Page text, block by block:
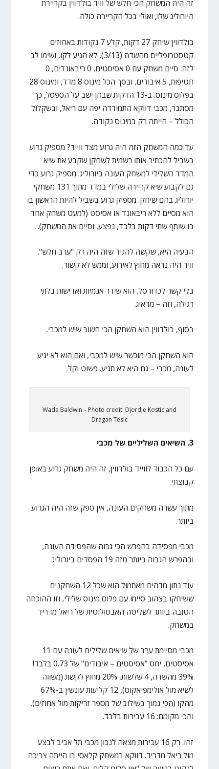
זה היה המשחק הכי חלש של וויד בולדווין בקריירת
היורוליג שלו, ואולי בכל הקריירה כולה.
בולדווין שיחק 27 דקות, קלע 7 נקודות באחוזים
קטסטרופליים מהשדה (3/13), לא הגיע לקו, ושימו לב
לזה: סיים משחק עם 0 אסיסטים, 0 ריבאונדים, 0
חטיפות, 5 איבודים, ובסך הכל מינוס 8 מדד, ומינוס 28
בפלוס מינוס. ב-13 הדקות שבהן ישב על הספסל, כך
מסתבר, מכבי דווקא התמודדה יפה עם ריאל, ובשקלול
הכולל – הייתה רק במינוס נקודה.
עד כמה המשחק הזה היה גרוע מצד ווייד? מספיק גרוע
בשביל להכתיר אותו רשמית לשחקן שקבע את שיא
המדד השלילי למשחק העונה ביורוליג. מספיק גרוע כדי
גם לקבוע שיא קריירה שלילי במדד מתוך 131 משחקי
יורוליג בהם שיחק. מספיק גרוע בשביל להיות הראשון בו
הוא מסיים ללא ריבאונד או אסיסט (למעט משחק אחד
בו שותף שתי דקות בלבד, נפצע, וסיים את המשחק).
הבעיה היא, שקשה להגיד שזה היה רק "ערב חלש".
וויד היה נראה מחוץ לאירוע, וממש לא קשור.
בלי קשר לכדורסל, הוא שידר אנמיות ואדישות בלתי
רגילה, וזה – מדאיג.
בסוף, בולדווין הוא השחקן הכי חשוב שיש למכבי.
הוא השחקן הכי מוכשר שיש למכבי, ואם הוא לא יגיע
לעונה, מכבי – גם היא לא תגיע. פשוט וקל.
Wade Baldwin – Photo credit: Djordje Kostic and
Dragan Tesic
3. השיאים השליליים של מכבי
עם כל הכבוד לווייד בולדווין, זה היה משחק גרוע באופן
קבוצתי.
מתוך עשרה משחקים העונה, אין ספק שזה היה הגרוע
ביותר.
מכבי מפסידה בהפרש הכי גבוה שהפסידה העונה,
ובהפרש הגבוה ביותר מזה 19 הפסדים ביורוליג.
עוד נתון מדהים מאתמול הוא שכל 12 השחקנים
ששיחקו בצהוב סיימו עם פלוס מינוס שלילי, וזו ההוכחה
הטובה ביותר לשליטה האבסולוטית של ריאל מדריד
במשחק.
מכבי מסיימת ערב של שיאים שלילים לעונה עם 11
אסיסטים, יחס "אסיסטים – איבודים" של 0.73 בלבד!
39% מהשדה, 4 שלשות, 20% מחוץ לקשת (משווה
לשיא מול אולימפיאקוס), 12 קליעות עונשין ב-67%
מהקו (הכי נמוך בשילוב של מספר זריקות מול אחוזים),
והכי מקומם: 16 עבירות בלבד.
זהו. רק 16 עבירות מצאה לנכון מכבי תל אביב לבצע
מול ריאל מדריד. דווקא במשחק קלאסי בו הייתה צריכה